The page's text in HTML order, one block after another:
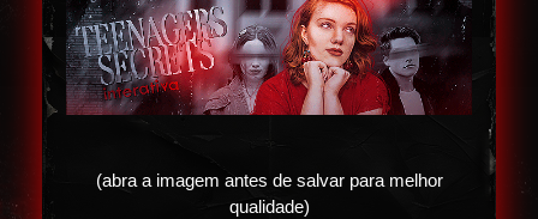
(abra a imagem antes de salvar para melhor
qualidade)